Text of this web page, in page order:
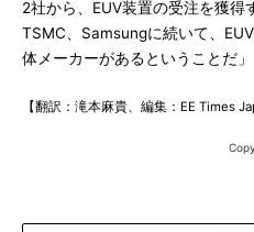
2社から、EUV装置の受注を獲
TSMC、Samsungに続いて、
体メーカーがあるということだ」
【翻訳：滝本麻貴、編集：EE Times